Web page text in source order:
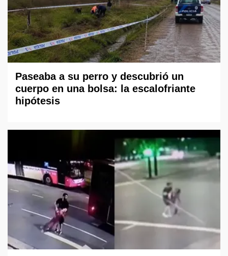
Paseaba a su perro y descubrió un
cuerpo en una bolsa: la escalofriante
hipótesis